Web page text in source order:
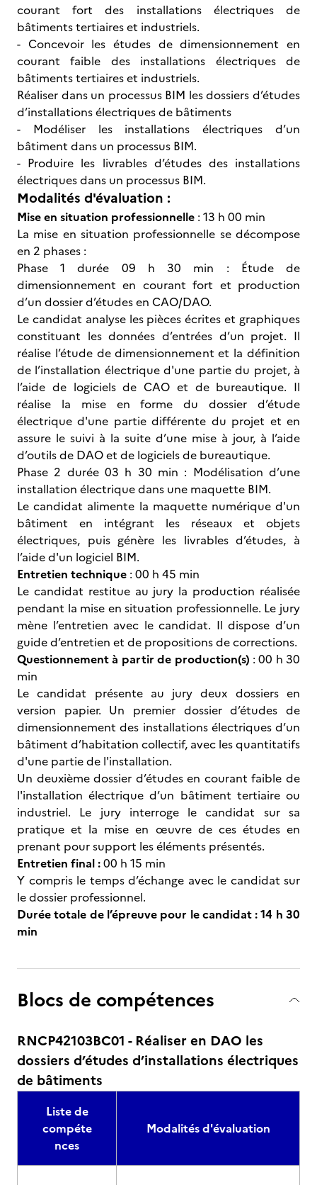
courant fort des installations électriques de
bâtiments tertiaires et industriels.
- Concevoir les études de dimensionnement en
courant faible des installations électriques de
bâtiments tertiaires et industriels.
Réaliser dans un processus BIM les dossiers d’études
d’installations électriques de bâtiments
- Modéliser les installations électriques d’un
bâtiment dans un processus BIM.
- Produire les livrables d’études des installations
électriques dans un processus BIM.
Modalités d'évaluation :
Mise en situation professionnelle : 13 h 00 min
La mise en situation professionnelle se décompose
en 2 phases :
Phase 1 durée 09 h 30 min : Étude de
dimensionnement en courant fort et production
d’un dossier d’études en CAO/DAO.
Le candidat analyse les pièces écrites et graphiques
constituant les données d’entrées d’un projet. Il
réalise l’étude de dimensionnement et la définition
de l’installation électrique d'une partie du projet, à
l’aide de logiciels de CAO et de bureautique. Il
réalise la mise en forme du dossier d’étude
électrique d'une partie différente du projet et en
assure le suivi à la suite d’une mise à jour, à l’aide
d’outils de DAO et de logiciels de bureautique.
Phase 2 durée 03 h 30 min : Modélisation d’une
installation électrique dans une maquette BIM.
Le candidat alimente la maquette numérique d'un
bâtiment en intégrant les réseaux et objets
électriques, puis génère les livrables d’études, à
l’aide d'un logiciel BIM.
Entretien technique : 00 h 45 min
Le candidat restitue au jury la production réalisée
pendant la mise en situation professionnelle. Le jury
mène l’entretien avec le candidat. Il dispose d’un
guide d’entretien et de propositions de corrections.
Questionnement à partir de production(s) : 00 h 30
min
Le candidat présente au jury deux dossiers en
version papier. Un premier dossier d’études de
dimensionnement des installations électriques d’un
bâtiment d’habitation collectif, avec les quantitatifs
d'une partie de l'installation.
Un deuxième dossier d’études en courant faible de
l'installation électrique d’un bâtiment tertiaire ou
industriel. Le jury interroge le candidat sur sa
pratique et la mise en œuvre de ces études en
prenant pour support les éléments présentés.
Entretien final :00 h 15 min
Y compris le temps d’échange avec le candidat sur
le dossier professionnel.
Durée totale de l’épreuve pour le candidat : 14 h 30
min
Blocs de compétences
RNCP42103BC01 - Réaliser en DAO les
dossiers d’études d’installations électriques
de bâtiments
Liste de
compéte
nces
Modalités d'évaluation